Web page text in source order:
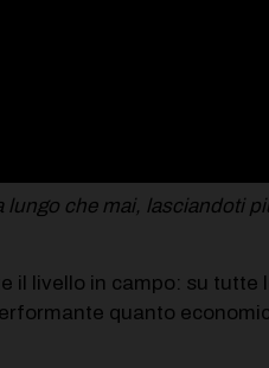
lungo che mai, lasciandoti
il livello in campo: su
quanto